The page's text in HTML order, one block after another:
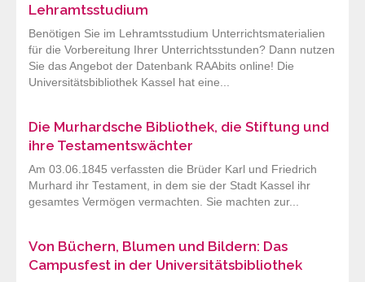
Lehramtsstudium
Benötigen Sie im Lehramtsstudium Unterrichtsmaterialien
für die Vorbereitung Ihrer Unterrichtsstunden? Dann nutzen
Sie das Angebot der Datenbank RAAbits online! Die
Universitätsbibliothek Kassel hat eine...
Die Murhardsche Bibliothek, die Stiftung und
ihre Testamentswächter
Am 03.06.1845 verfassten die Brüder Karl und Friedrich
Murhard ihr Testament, in dem sie der Stadt Kassel ihr
gesamtes Vermögen vermachten. Sie machten zur...
Von Büchern, Blumen und Bildern: Das
Campusfest in der Universitätsbibliothek